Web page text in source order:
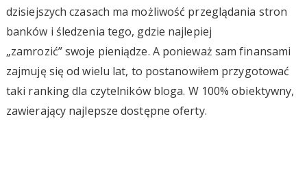
dzisiejszych czasach ma możliwość przeglądania stron
banków i śledzenia tego, gdzie najlepiej
„zamrozić” swoje pieniądze. A ponieważ sam finansami
zajmuję się od wielu lat, to postanowiłem przygotować
taki ranking dla czytelników bloga. W 100% obiektywny,
zawierający najlepsze dostępne oferty.